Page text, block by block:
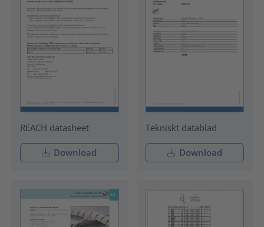
REACH datasheet
Download
Tekniskt datablad
Download